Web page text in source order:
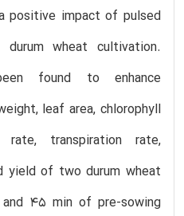
positive impact of pulsed
wheat cultivation.
found to enhance
leaf area, chlorophyll
rate, transpiration rate,
yield of two durum wheat
45 min of pre-sowing